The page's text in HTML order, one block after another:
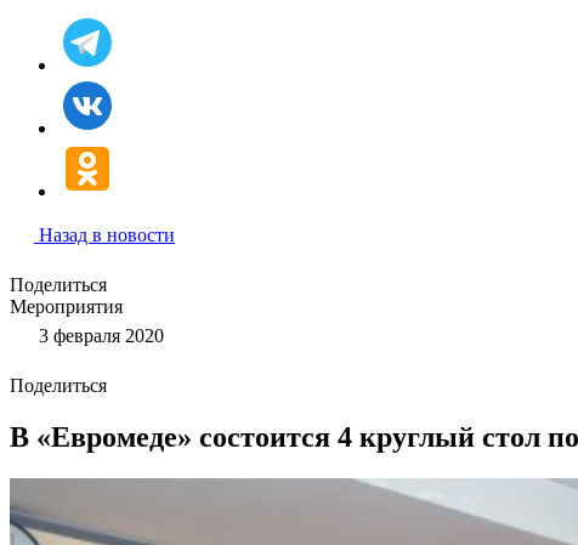
Назад в новости
Поделиться
Мероприятия
3 февраля 2020
Поделиться
В «Евромеде» состоится 4 круглый стол